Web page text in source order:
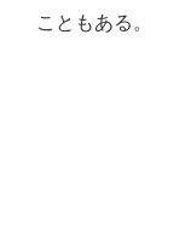
こともある。